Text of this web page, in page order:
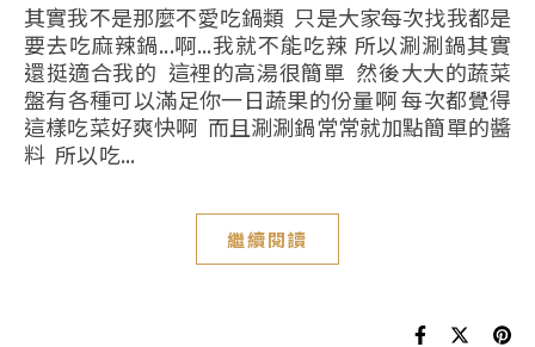
其實我不是那麼不愛吃鍋類 只是大家每次找我都是
要去吃麻辣鍋...啊...我就不能吃辣 所以涮涮鍋其實
還挺適合我的 這裡的高湯很簡單 然後大大的蔬菜
盤有各種可以滿足你一日蔬果的份量啊 每次都覺得
這樣吃菜好爽快啊 而且涮涮鍋常常就加點簡單的醬
料 所以吃...
繼續閱讀